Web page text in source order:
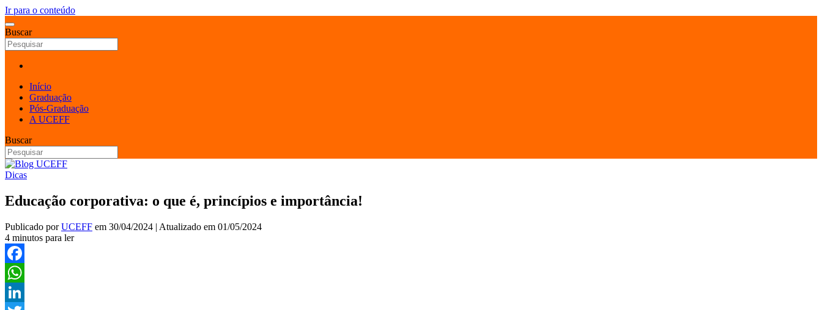
Ir para o conteúdo
Buscar
Início
Graduação
Pós-Graduação
A UCEFF
Buscar
Dicas
Educação corporativa: o que é, princípios e importância!
Publicado porUCEFF em 30/04/2024 | Atualizado em 01/05/2024
4 minutos para ler
Facebook
WhatsApp